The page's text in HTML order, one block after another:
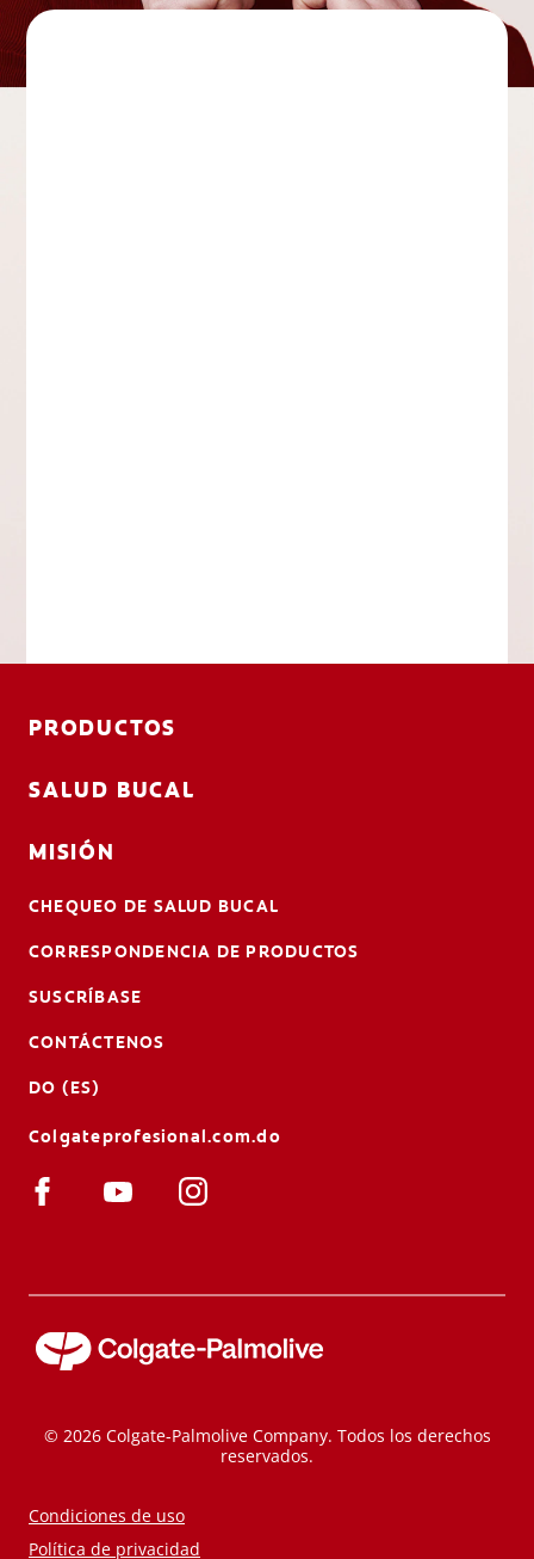
PRODUCTOS
SALUD BUCAL
MISIÓN
CHEQUEO DE SALUD BUCAL
CORRESPONDENCIA DE PRODUCTOS
SUSCRÍBASE
CONTÁCTENOS
DO (ES)
Colgateprofesional.com.do
© 2026 Colgate-Palmolive Company. Todos los derechos
reservados.
Condiciones de uso
Política de privacidad